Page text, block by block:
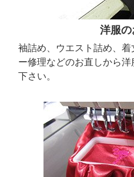
洋服の
袖詰め、ウエスト詰め、
ー修理などのお直しから
下さい。